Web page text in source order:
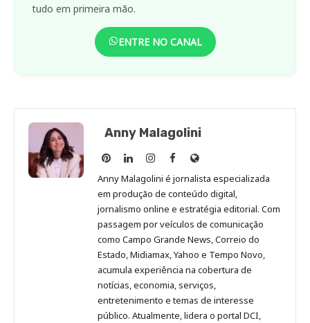
tudo em primeira mão.
ENTRE NO CANAL
Anny Malagolini
Anny
Malagolini
no
Pinterest
Anny
Malagolini
no
LinkedIn
Anny
Malagolini
no
Instagram
Anny
Malagolini
no
Facebook
Site
de
Anny
Malagolini
Anny Malagolini é jornalista especializada
em produção de conteúdo digital,
jornalismo online e estratégia editorial. Com
passagem por veículos de comunicação
como Campo Grande News, Correio do
Estado, Midiamax, Yahoo e Tempo Novo,
acumula experiência na cobertura de
notícias, economia, serviços,
entretenimento e temas de interesse
público. Atualmente, lidera o portal DCI,